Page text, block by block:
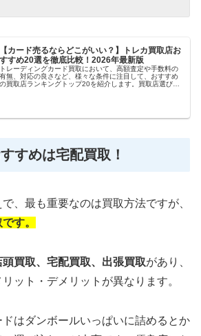
【カード売るならどこがいい？】トレカ買取店お
すすめ20選を徹底比較！2026年最新版
トレーディングカード買取において、高額査定や手数料の
有無、対応の良さなど、様々な条件に注目して、おすすめ
の買取店ランキングトップ20を紹介します。買取店選びで
すめは宅配買取！
、最も重要なのは買取方法ですが、
す。
頭買取、 宅配買取、出張買取があり、
ット・デメリットが異なります。
ドはダンボールいっぱいに詰めるとか